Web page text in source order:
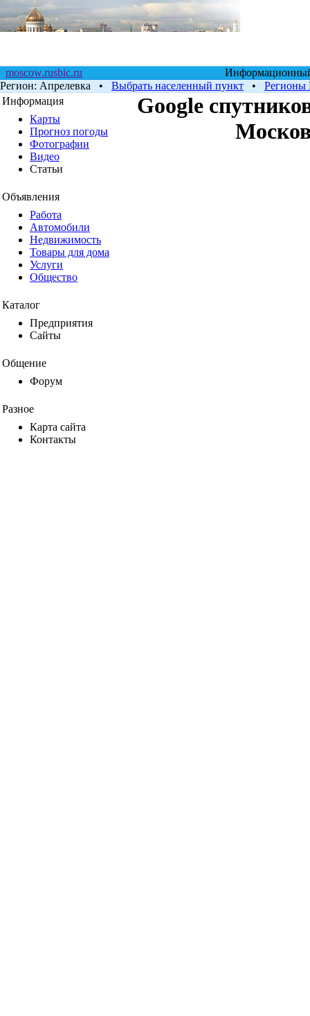
moscow.rusbic.ru
Информационный
Регион: Апрелевка • Выбрать населенный пункт • Регионы
Информация
Карты
Прогноз погоды
Фотографии
Видео
Статьи
Объявления
Работа
Автомобили
Недвижимость
Товары для дома
Услуги
Общество
Каталог
Предприятия
Сайты
Общение
Форум
Разное
Карта сайта
Контакты
Google